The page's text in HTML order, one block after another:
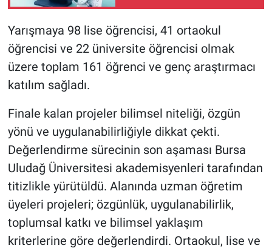
Yarışmaya 98 lise öğrencisi, 41 ortaokul
öğrencisi ve 22 üniversite öğrencisi olmak
üzere toplam 161 öğrenci ve genç araştırmacı
katılım sağladı.
Finale kalan projeler bilimsel niteliği, özgün
yönü ve uygulanabilirliğiyle dikkat çekti.
Değerlendirme sürecinin son aşaması Bursa
Uludağ Üniversitesi akademisyenleri tarafından
titizlikle yürütüldü. Alanında uzman öğretim
üyeleri projeleri; özgünlük, uygulanabilirlik,
toplumsal katkı ve bilimsel yaklaşım
kriterlerine göre değerlendirdi. Ortaokul, lise ve